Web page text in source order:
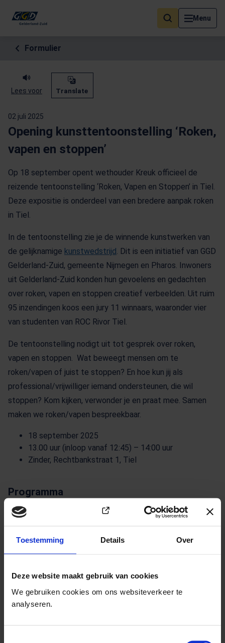
Toestemming Details Over
Deze website maakt gebruik van cookies
We gebruiken cookies om ons websiteverkeer te
analyseren.
Menu
Als de resultaten voor automatisch aanvullen beschikbaar zijn,
Formulier
Lees voor Translate
02 juli 2025
Opening kunsttentoonstelling ‘Roken,
vapen en stoppen’
Op 18 september opent wethouder Kreuk officieel de
reizende tentoonstelling ‘Roken, Vapen en Stoppen’ in Tiel.
Deze expositie is onderdeel van een bredere aanpak roken
in Tiel.
In de tentoonstelling zie je de winnende kunstwerken van
de gelijknamige kunstwedstrijd. Dit is een initiatief van GGD
Gelderland-Zuid, gemeente Nijmegen en Pharos. Inwoners
uit Gelderland-Zuid konden hun gevoelens en gedachten
over roken, vapen en stoppen creatief verbeelden. Uit ruim
95 inzendingen koos een jury 11 winnaars, waaronder vier
van studenten van ROC Rivor Tiel.
De tentoonstelling nodigt uit tot gesprek over roken,
vapen en stoppen. Wat beweegt mensen om te
roken/vapen of juist te stoppen? En hoe kun jij als
professional/vrijwilliger iemand ondersteunen, die wil
stoppen? Kom kijken, verwonder je en praat mee. Samen
maken we roken/vapen bespreekbaar.
18 september 2025
13.00 uur (inloop vanaf 12:45) – 14:00 uur
Zinder, Rechtbankstraat 1, Tiel
Programma
Marieke Helmus | Toelichting op het doel en het
Nick Vroon I Vertelt over zijn werk als stoppen-met-
Tijdens de opening verzorgt Dynamiek de lunch (hapjes) en
zorgt Zinder voor een drankje.